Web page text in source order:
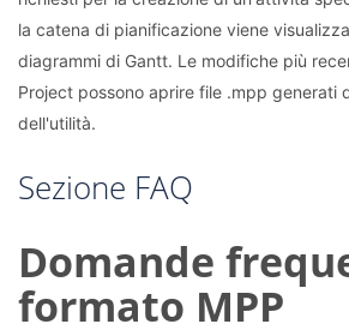
la catena di pianificazione viene
diagrammi di Gantt. Le modifiche più
Project possono aprire file .mpp generati
dell'utilità.
Sezione FAQ
Domande
formato MPP